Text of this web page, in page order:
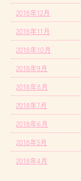
2018年12月
2018年11月
2018年10月
2018年9月
2018年8月
2018年7月
2018年6月
2018年5月
2018年4月